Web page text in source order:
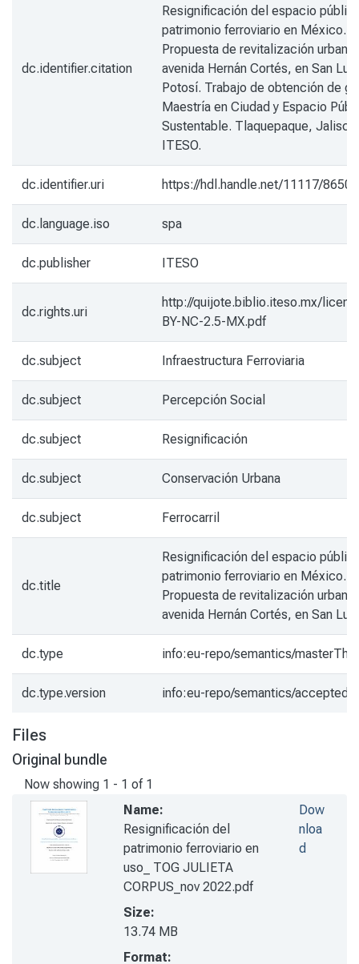
dc.identifier.citation
Resignificación del espacio
patrimonio ferroviario en México.
Propuesta de revitalización urbana
avenida Hernán Cortés, en San Luis
Potosí. Trabajo de obtención de
Maestría en Ciudad y Espacio
Sustentable. Tlaquepaque,
ITESO.
dc.identifier.uri https://hdl.handle.net/11117/8650
dc.language.iso spa
dc.publisher ITESO
dc.rights.uri
http://quijote.biblio.iteso.mx/
BY-NC-2.5-MX.pdf
dc.subject Infraestructura Ferroviaria
dc.subject Percepción Social
dc.subject Resignificación
dc.subject Conservación Urbana
dc.subject Ferrocarril
dc.title
Resignificación del espacio
patrimonio ferroviario en México.
Propuesta de revitalización urbana
avenida Hernán Cortés, en San
dc.type info:eu-repo/semantics/
dc.type.version info:eu-repo/semantics/
Files
Original bundle
Now showing 1 - 1 of 1
Name:
Resignificación del
patrimonio ferroviario en
uso_ TOG JULIETA
CORPUS_nov 2022.pdf
Size:
13.74 MB
Format:
Dow
nloa
d